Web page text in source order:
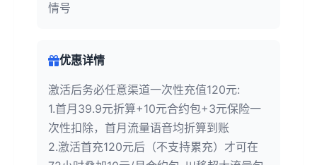
情号
优惠详情
激活后务必任意渠道一次性充值120元:
1.首月39.9元折算+10元合约包+3元保险一
次性扣除，首月流量语音均折算到账
2.激活首充120元后（不支持累充）才可在